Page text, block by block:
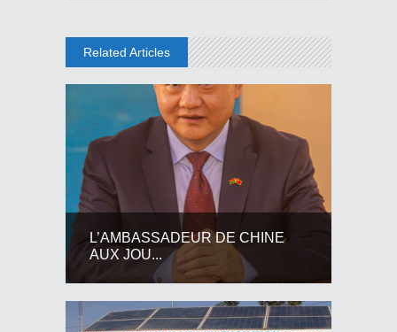
Related Articles
L’AMBASSADEUR DE CHINE
AUX JOU...